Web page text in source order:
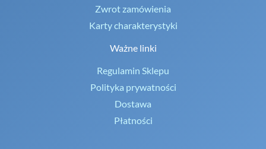
Zwrot zamówienia
Karty charakterystyki
Ważne linki
Regulamin Sklepu
Polityka prywatności
Dostawa
Płatności